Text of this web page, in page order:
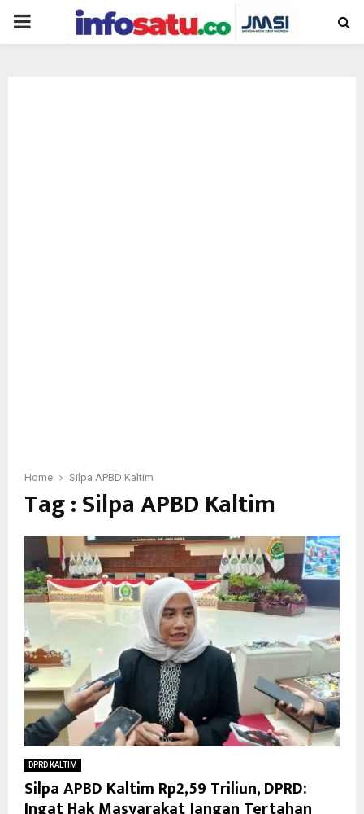
PRIMARY
Home Silpa APBD Kaltim
Tag : Silpa APBD Kaltim
DPRD KALTIM
Silpa APBD Kaltim Rp2,59 Triliun, DPRD: